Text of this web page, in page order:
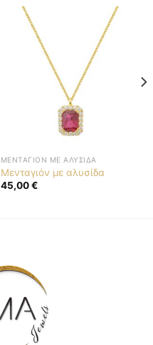
ΜΕΝΤΑΓΙΌΝ ΜΕ ΑΛΥΣΊΔΑ
Μενταγιόν με αλυσίδα
45,00€